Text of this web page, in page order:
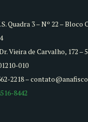
Quadra 3 – Nº 22 – Bloco
Vieira de Carvalho, 172 –
010
2218 –
8442